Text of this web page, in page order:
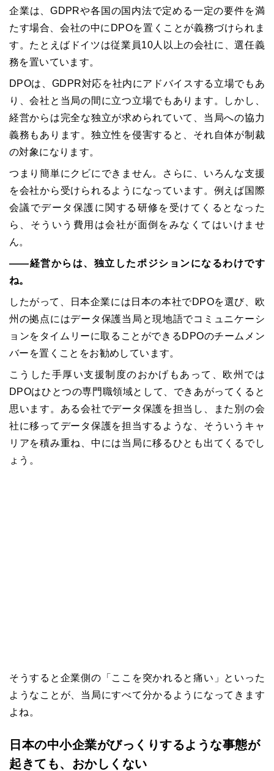
企業は、GDPRや各国の国内法で定める一定の要件を満
たす場合、会社の中に DPOを置くことが義務づけられま
す。たとえばドイツは従業員10人以上の会社に、選任義
務を置いています。
DPOは、 GDPR対応を社内にアドバイスする立場でもあ
り、会社と当局の間に立つ立場でもあります。しかし、
経営からは完全な独立が求められていて、当局への協力
義務もあります。独立性を侵害すると、それ自体が制裁
の対象になります。
つまり簡単にクビにできません。さらに、いろんな支援
を会社から受けられるようになっています。例えば国際
会議でデータ保護に関する研修を受けてくるとなった
ら、そういう費用は会社が面倒をみなくてはいけませ
ん。
――経営からは、独立したポジションになるわけです
ね。
したがって、日本企業には日本の本社でDPOを選び、欧
州の拠点にはデータ保護当局と現地語でコミュニケーシ
ョンをタイムリーに取ることができる DPOのチームメン
バーを置くことをお勧めしています。
こうした手厚い支援制度のおかげもあって、欧州では
DPOはひとつの専門職領域として、できあがってくると
思います。ある会社でデータ保護を担当し、また別の会
社に移ってデータ保護を担当するような、そういうキャ
リアを積み重ね、中には当局に移るひとも出てくるでし
ょう。
そうすると企業側の「ここを突かれると痛い」といった
ようなことが、当局にすべて分かるようになってきます
よね。
日本の中小企業がびっくりするような事態が
起きても、おかしくない